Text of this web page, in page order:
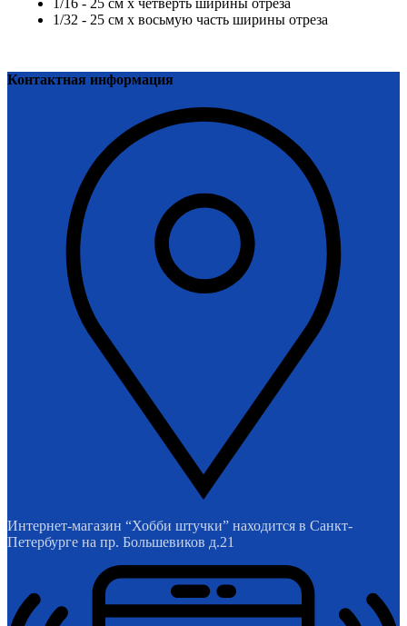
1/16 - 25 см х четверть ширины отреза
1/32 - 25 см х восьмую часть ширины отреза
Контактная информация
Интернет-магазин “Хобби штучки” находится в Санкт-
Петербурге на пр. Большевиков д.21